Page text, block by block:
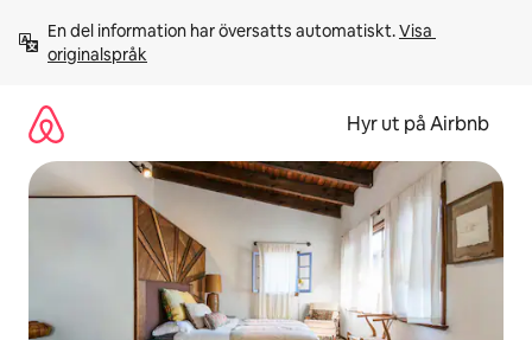
innehåll
En del information har översatts automatiskt. Visa
originalspråk
Hyr ut på Airbnb